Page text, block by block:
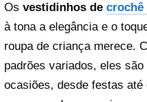
Os vestidinhos de crochê
à tona a elegância e o
roupa de criança merece.
padrões variados, eles
ocasiões, desde festas